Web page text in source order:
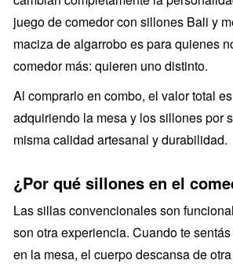
juego de comedor con sillones Bali y
maciza de algarrobo es para quienes
comedor más: quieren uno distinto.
Al comprarlo en combo, el valor total
adquiriendo la mesa y los sillones por
misma calidad artesanal y durabilidad.
¿Por qué sillones en el
Las sillas convencionales son
son otra experiencia. Cuando te
en la mesa, el cuerpo descansa de